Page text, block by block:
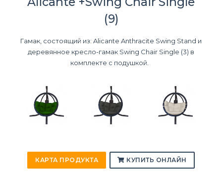
(9)
Гамак, состоящий из: Alicante Anthracite Swing Stand и
деревянное кресло-гамак Swing Chair Single (3) в
комплекте с подушкой.
КАРТА ПРОДУКТА КУПИТЬ ОНЛАЙН